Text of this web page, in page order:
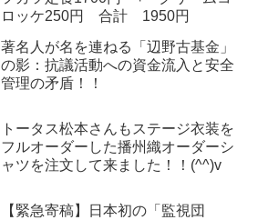
ロッケ250円 合計 1950円
著名人が名を連ねる「辺野古基金」
の影：抗議活動への資金流入と安全
管理の矛盾！！
トータス松本さんもステージ衣装を
フルオーダーした播州織オーダーシ
ャツを注文して来ました！！(^^)v
【緊急寄稿】日本初の「監視団